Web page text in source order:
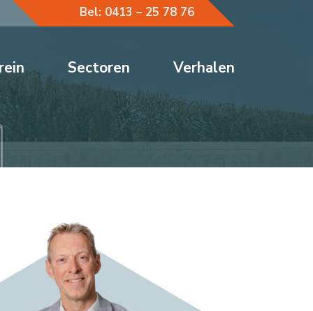
Bel: 0413 – 25 78 76
Sectoren Verhalen